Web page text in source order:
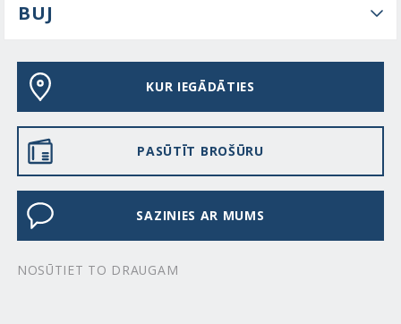
BUJ
KUR IEGĀDĀTIES
PASŪTĪT BROŠŪRU
SAZINIES AR MUMS
NOSŪTIET TO DRAUGAM